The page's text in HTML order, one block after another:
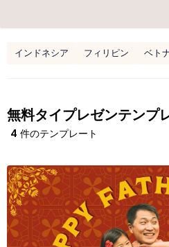
インドネシア フィリピン ベト
無料タイプレゼンテンプ
4 件のテンプレート